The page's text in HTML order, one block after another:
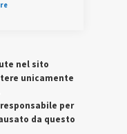
nel sito
unicamente
per
da questo